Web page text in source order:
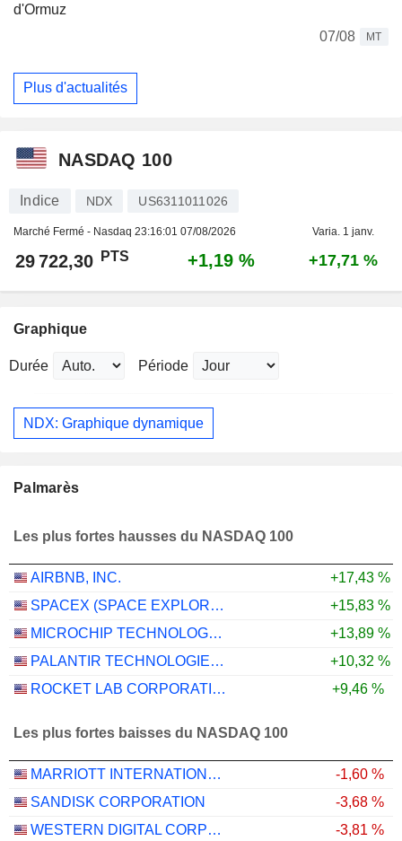
d'Ormuz
07/08
MT
Plus d'actualités
NASDAQ 100
Indice NDX US6311011026
Marché Fermé - Nasdaq 23:16:01 07/08/2026 Varia. 1 janv.
29 722,30 PTS +1,19 % +17,71 %
Graphique
Durée Période
NDX: Graphique dynamique
Palmarès
Les plus fortes hausses du NASDAQ 100
AIRBNB, INC.
+17,43 %
SPACEX (SPACE EXPLORATION TECHNOLOGIES)
+15,83 %
MICROCHIP TECHNOLOGY INCORPORATED
+13,89 %
PALANTIR TECHNOLOGIES INC.
+10,32 %
ROCKET LAB CORPORATION
+9,46 %
Les plus fortes baisses du NASDAQ 100
MARRIOTT INTERNATIONAL, INC.
-1,60 %
SANDISK CORPORATION
-3,68 %
WESTERN DIGITAL CORPORATION
-3,81 %